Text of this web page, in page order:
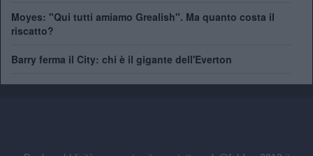
Moyes: "Qui tutti amiamo Grealish". Ma quanto costa il
riscatto?
Barry ferma il City: chi è il gigante dell'Everton